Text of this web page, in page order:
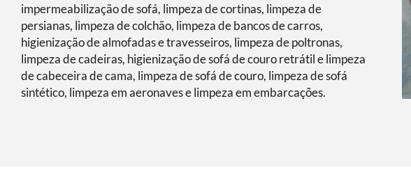
impermeabilização de sofá, limpeza de cortinas, limpeza de
persianas, limpeza de colchão, limpeza de bancos de carros,
higienização de almofadas e travesseiros, limpeza de poltronas,
limpeza de cadeiras, higienização de sofá de couro retrátil e limpeza
de cabeceira de cama, limpeza de sofá de couro, limpeza de sofá
sintético, limpeza em aeronaves e limpeza em embarcações.